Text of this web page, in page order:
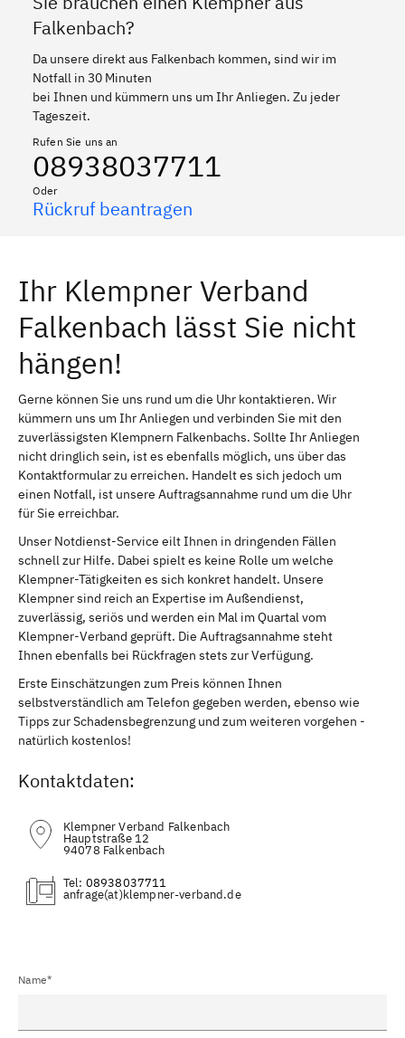
Falkenbach?
Da unsere direkt aus Falkenbach kommen, sind wir im
Notfall in 30 Minuten
bei Ihnen und kümmern uns um Ihr Anliegen. Zu jeder
Tageszeit.
Rufen Sie uns an
08938037711
Oder
Rückruf beantragen
Ihr Klempner Verband
Falkenbach lässt Sie nicht
hängen!
Gerne können Sie uns rund um die Uhr kontaktieren. Wir
kümmern uns um Ihr Anliegen und verbinden Sie mit den
zuverlässigsten Klempnern Falkenbachs. Sollte Ihr Anliegen
nicht dringlich sein, ist es ebenfalls möglich, uns über das
Kontaktformular zu erreichen. Handelt es sich jedoch um
einen Notfall, ist unsere Auftragsannahme rund um die Uhr
für Sie erreichbar.
Unser Notdienst-Service eilt Ihnen in dringenden Fällen
schnell zur Hilfe. Dabei spielt es keine Rolle um welche
Klempner-Tätigkeiten es sich konkret handelt. Unsere
Klempner sind reich an Expertise im Außendienst,
zuverlässig, seriös und werden ein Mal im Quartal vom
Klempner-Verband geprüft. Die Auftragsannahme steht
Ihnen ebenfalls bei Rückfragen stets zur Verfügung.
Erste Einschätzungen zum Preis können Ihnen
selbstverständlich am Telefon gegeben werden, ebenso wie
Tipps zur Schadensbegrenzung und zum weiteren vorgehen -
natürlich kostenlos!
Kontaktdaten:
Klempner Verband Falkenbach
Hauptstraße 12
94078 Falkenbach
Tel: 08938037711
(at)
Name*